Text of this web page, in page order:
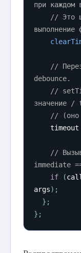
при каждом
// Это
выполнение
//
debounce.
//
значение
// (оно
    timeout
//
immediate
if
(
args) ;
} ;
} ;